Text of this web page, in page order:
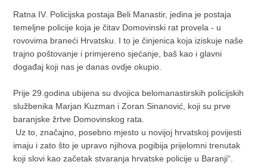
Ratna IV. Policijska postaja Beli Manastir, jedina je postaja
temeljne policije koja je čitav Domovinski rat provela - u
rovovima braneći Hrvatsku. I to je činjenica koja iziskuje naše
trajno poštovanje i primjereno sjećanje, baš kao i glavni
događaj koji nas je danas ovdje okupio.
Prije 29.godina ubijena su dvojica belomanastirskih policijskih
službenika Marjan Kuzman i Zoran Sinanović, koji su prve
baranjske žrtve Domovinskog rata.
Uz to, značajno, posebno mjesto u novijoj hrvatskoj povijesti
imaju i zato što je upravo njihova pogibija prijelomni trenutak
koji slovi kao začetak stvaranja hrvatske policije u Baranji“.